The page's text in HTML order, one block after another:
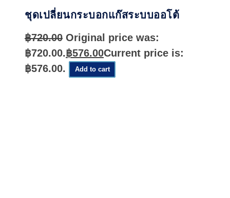
ชุดเปลี่ยนกระบอกแก๊สระบบออโต้
฿720.00 Original price was:
฿720.00.฿576.00Current price is:
฿576.00.
Add to cart